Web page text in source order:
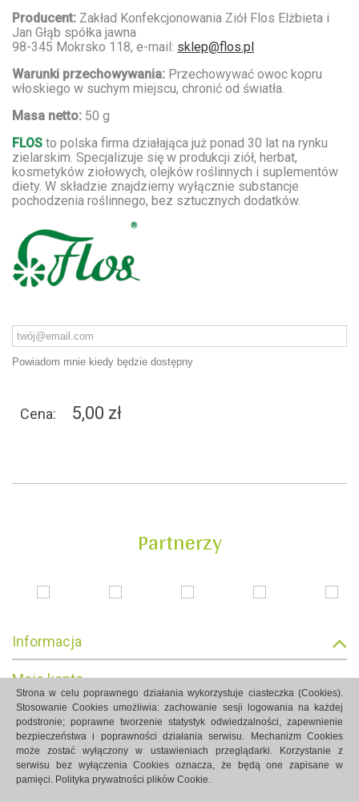
Strona w celu poprawnego działania wykorzystuje ciasteczka (Cookies).
Stosowanie Cookies umożliwia: zachowanie sesji logowania na każdej
podstronie; poprawne tworzenie statystyk odwiedzalności, zapewnienie
bezpieczeństwa i poprawności działania serwisu. Mechanizm Cookies
może zostać wyłączony w ustawieniach przeglądarki. Korzystanie z
serwisu bez wyłączenia Cookies oznacza, że będą one zapisane w
pamięci. Polityka prywatności plików Cookie.
Producent: Zakład Konfekcjonowania Ziół Flos Elżbieta i
Jan Głąb spółka jawna
98-345 Mokrsko 118, e-mail: sklep@flos.pl
Warunki przechowywania: Przechowywać owoc kopru
włoskiego w suchym miejscu, chronić od światła.
Masa netto: 50 g
FLOS to polska firma działająca już ponad 30 lat na rynku
zielarskim. Specjalizuje się w produkcji ziół, herbat,
kosmetyków ziołowych, olejków roślinnych i suplementów
diety. W składzie znajdziemy wyłącznie substancje
pochodzenia roślinnego, bez sztucznych dodatków.
Powiadom mnie kiedy będzie dostępny
Cena: 5,00 zł
Partnerzy
Informacja
Strony internetowe Białystok created by Rutcom
Moje konto
Informacja o sklepie